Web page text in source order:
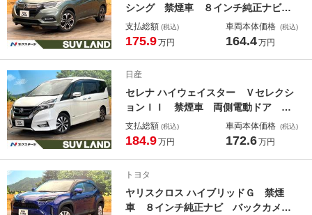
シング 禁煙車 ８インチ純正ナビ
バックカメラ ホンダセンシング ハ
ーフレザーシート ドラレコ スマー
チアルミ 車線逸脱警報 オートライ
ト
支払総額 (税込)
175.9万円
車両本体価格 (税込)
164.4万円
日産
セレナ ハイウェイスター Ｖセレクシ
ョンＩＩ 禁煙車 両側電動ドア 純
正ナビ 全周囲カメラ エマージェン
シーブレーキ ドラレコ コーナーセ
チアルミ オートライト オートエア
コン
支払総額 (税込)
184.9万円
車両本体価格 (税込)
172.6万円
トヨタ
ヤリスクロス ハイブリッドＧ 禁煙
車 ８インチ純正ナビ バックカメ